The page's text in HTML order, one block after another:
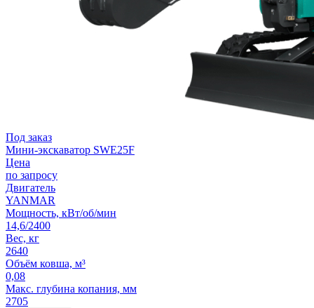
Под заказ
Мини-экскаватор SWE25F
Цена
по запросу
Двигатель
YANMAR
Мощность, кВт/об/мин
14,6/2400
Вес, кг
2640
Объём ковша, м³
0,08
Макс. глубина копания, мм
2705